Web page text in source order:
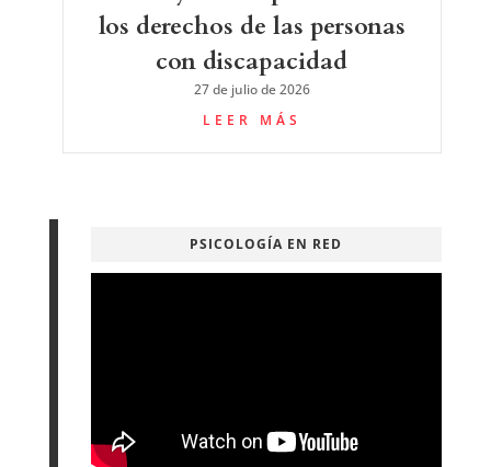
los derechos de las personas
con discapacidad
27 de julio de 2026
LEER MÁS
PSICOLOGÍA EN RED